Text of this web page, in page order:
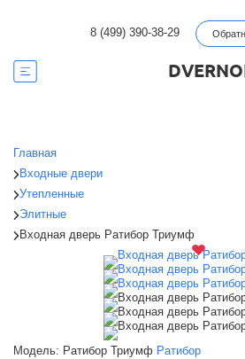
8 (499) 390-38-29
Главная
Входные двери
Утепленные
Элитные
Входная дверь Ратибор Триумф
Модель: Ратибор Триумф Ратибор